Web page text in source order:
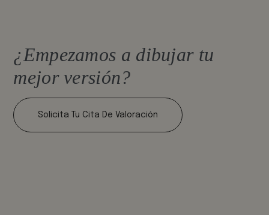
¿Empezamos a dibujar tu
mejor versión?
Solicita Tu Cita De Valoración